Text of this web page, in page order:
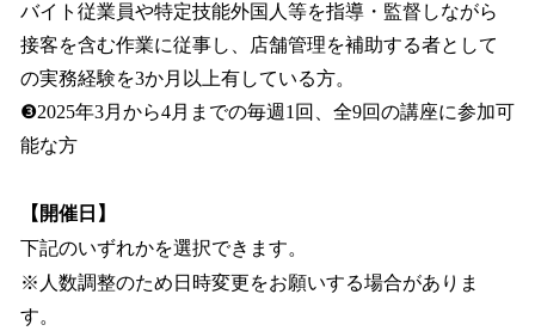
バイト従業員や特定技能外国人等を指導・監督しながら
接客を含む作業に従事し、店舗管理を補助する者として
の実務経験を3か月以上有している方。
❸2025年3月から4月までの毎週1回、全9回の講座に参加可
能な方
【開催日】
下記のいずれかを選択できます。
※人数調整のため日時変更をお願いする場合がありま
す。